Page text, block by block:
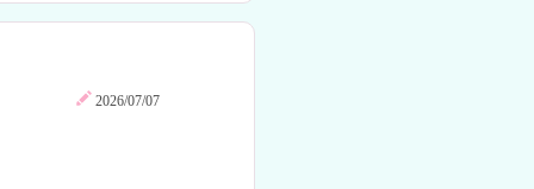
2026/07/07